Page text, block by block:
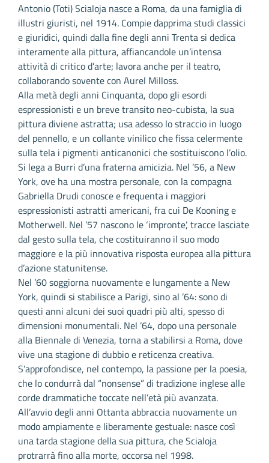
Antonio (Toti) Scialoja nasce a Roma, da una famiglia di
illustri giuristi, nel 1914. Compie dapprima studi classici
e giuridici, quindi dalla fine degli anni Trenta si dedica
interamente alla pittura, affiancandole un’intensa
attività di critico d’arte; lavora anche per il teatro,
collaborando sovente con Aurel Milloss.
Alla metà degli anni Cinquanta, dopo gli esordi
espressionisti e un breve transito neo-cubista, la sua
pittura diviene astratta; usa adesso lo straccio in luogo
del pennello, e un collante vinilico che fissa celermente
sulla tela i pigmenti anticanonici che sostituiscono l’olio.
Si lega a Burri d’una fraterna amicizia. Nel ’56, a New
York, ove ha una mostra personale, con la compagna
Gabriella Drudi conosce e frequenta i maggiori
espressionisti astratti americani, fra cui De Kooning e
Motherwell. Nel ’57 nascono le ‘impronte’, tracce lasciate
dal gesto sulla tela, che costituiranno il suo modo
maggiore e la più innovativa risposta europea alla pittura
d’azione statunitense.
Nel ’60 soggiorna nuovamente e lungamente a New
York, quindi si stabilisce a Parigi, sino al ’64: sono di
questi anni alcuni dei suoi quadri più alti, spesso di
dimensioni monumentali. Nel ’64, dopo una personale
alla Biennale di Venezia, torna a stabilirsi a Roma, dove
vive una stagione di dubbio e reticenza creativa.
S’approfondisce, nel contempo, la passione per la poesia,
che lo condurrà dal “nonsense” di tradizione inglese alle
corde drammatiche toccate nell’età più avanzata.
All’avvio degli anni Ottanta abbraccia nuovamente un
modo ampiamente e liberamente gestuale: nasce così
una tarda stagione della sua pittura, che Scialoja
protrarrà fino alla morte, occorsa nel 1998.